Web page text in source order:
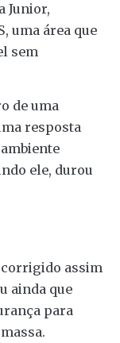
Junior,
uma área que
sem
de uma
resposta
ele, durou
assim
ainda que
para